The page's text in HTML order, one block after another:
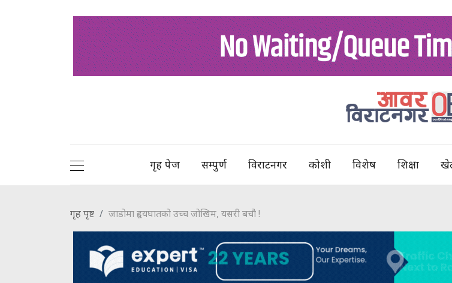
गृह पेज सम्पुर्ण विराटनगर कोशी विशेष शिक्षा
गृह पृष्ट जाडोमा हृदयघातको उच्च जोखिम, यसरी बचौ‌ं !